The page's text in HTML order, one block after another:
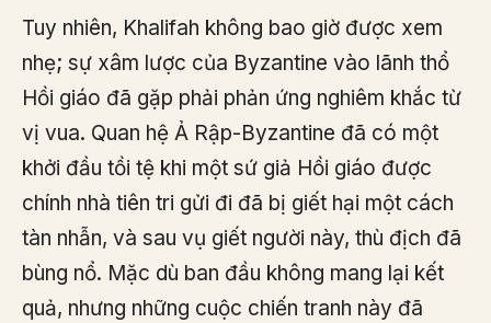
Tuy nhiên, Khalifah không bao giờ được xem
nhẹ; sự xâm lược của Byzantine vào lãnh thổ
Hồi giáo đã gặp phải phản ứng nghiêm khắc từ
vị vua. Quan hệ Ả Rập-Byzantine đã có một
khởi đầu tồi tệ khi một sứ giả Hồi giáo được
chính nhà tiên tri gửi đi đã bị giết hại một cách
tàn nhẫn, và sau vụ giết người này, thù địch đã
bùng nổ. Mặc dù ban đầu không mang lại kết
quả, nhưng những cuộc chiến tranh này đã